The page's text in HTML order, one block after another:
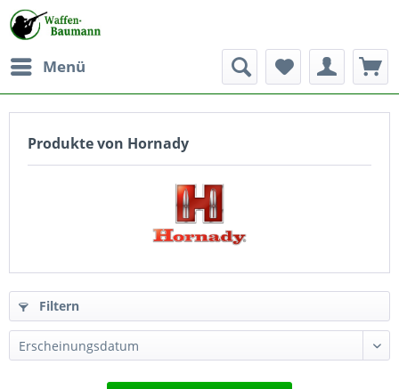
Menü
Produkte von Hornady
Filtern